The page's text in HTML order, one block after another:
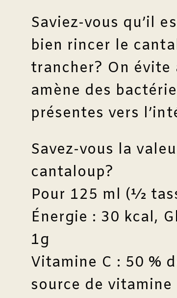
Saviez-vous qu’il
bien rincer le
trancher? On évite
amène des
présentes vers
Savez-vous la
cantaloup?
Pour 125 ml (½
Énergie : 30 kcal,
1g
Vitamine C : 50 %
source de vitamine